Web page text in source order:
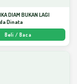
DIAM BUKAN LAGI
Dinata
Beli / Baca